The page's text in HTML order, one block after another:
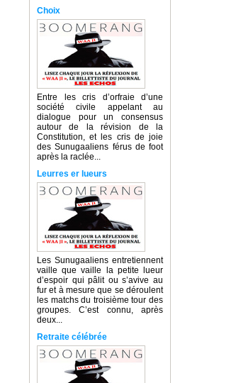
Choix
Entre les cris d’orfraie d’une
société civile appelant au
dialogue pour un consensus
autour de la révision de la
Constitution, et les cris de joie
des Sunugaaliens férus de foot
après la raclée...
Leurres er lueurs
Les Sunugaaliens entretiennent
vaille que vaille la petite lueur
d’espoir qui pâlit ou s’avive au
fur et à mesure que se déroulent
les matchs du troisième tour des
groupes. C’est connu, après
deux...
Retraite célébrée